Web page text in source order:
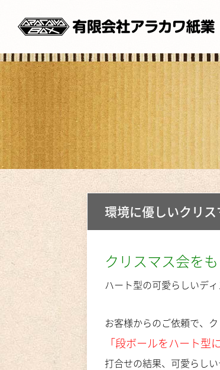
環境に優しいクリ
クリスマス会を
ハート型の可愛らしいデ
お客様からのご依頼で、
「段ボールをハート型
打合せの結果、可愛らし